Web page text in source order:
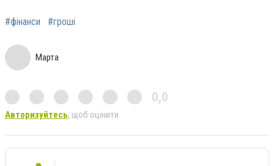
#фінанси #гроші
Марта
0,0
Авторизуйтесь, щоб оцінити